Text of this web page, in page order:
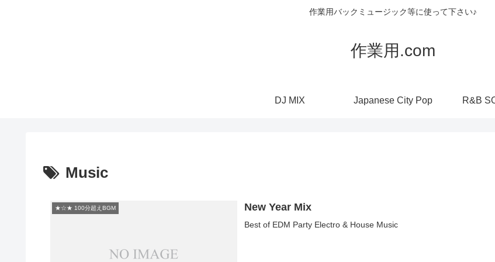
作業用バックミュージック等に使って下さい♪
作業用.com
DJ MIX Japanese City Pop R&B
Music
★☆★ 100分超えBGM New Year Mix
Best of EDM Party Electro & House Music